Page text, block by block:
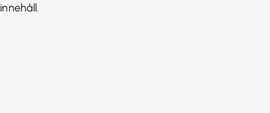
innehåll.